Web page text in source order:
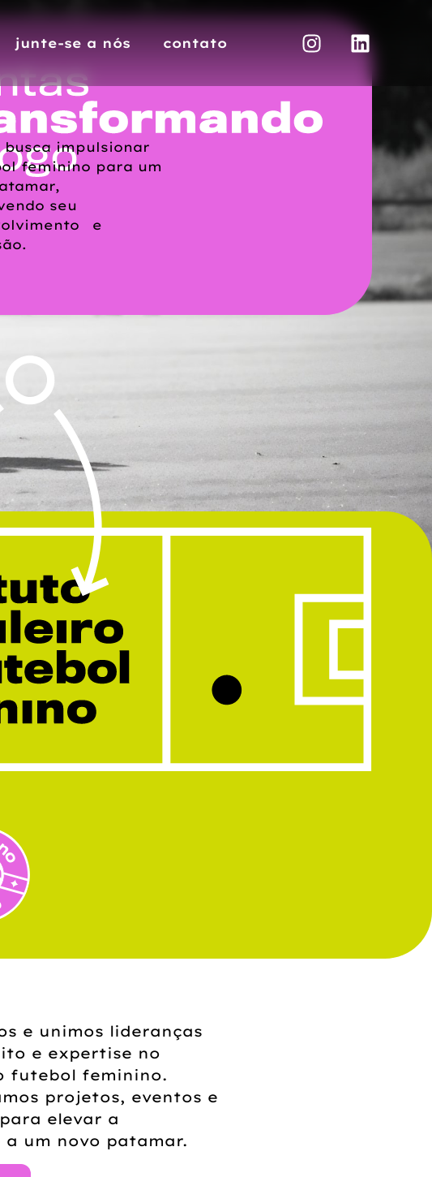
junte-se a nós contato
busca impulsionar
feminino para um
seu
e
e unimos lideranças
e expertise no
futebol feminino.
projetos, eventos e
elevar a
a um novo patamar.